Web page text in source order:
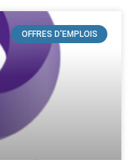
OFFRES D'EMPLOIS